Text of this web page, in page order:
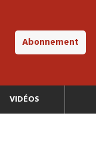
Abonnement
VIDÉOS